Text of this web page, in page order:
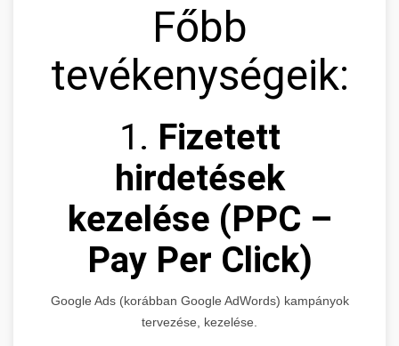
Főbb
tevékenységeik:
1. Fizetett
hirdetések
kezelése (PPC –
Pay Per Click)
Google Ads (korábban Google AdWords) kampányok
tervezése, kezelése.